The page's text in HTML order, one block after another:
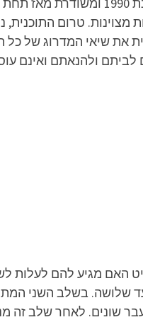
מצוינות. טרום
את שיאי המדרוג של כל
המבשלים לביתם ולהנאתם
שלושה. בשלב השני